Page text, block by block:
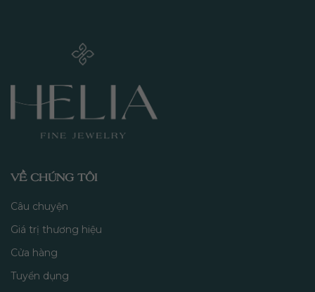
VỀ CHÚNG TÔI
Câu chuyện
Giá trị thương hiệu
Cửa hàng
Tuyển dụng